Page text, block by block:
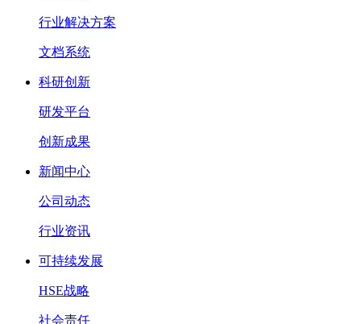
行业解决方案
文档系统
科研创新
研发平台
创新成果
新闻中心
公司动态
行业资讯
可持续发展
HSE战略
社会责任